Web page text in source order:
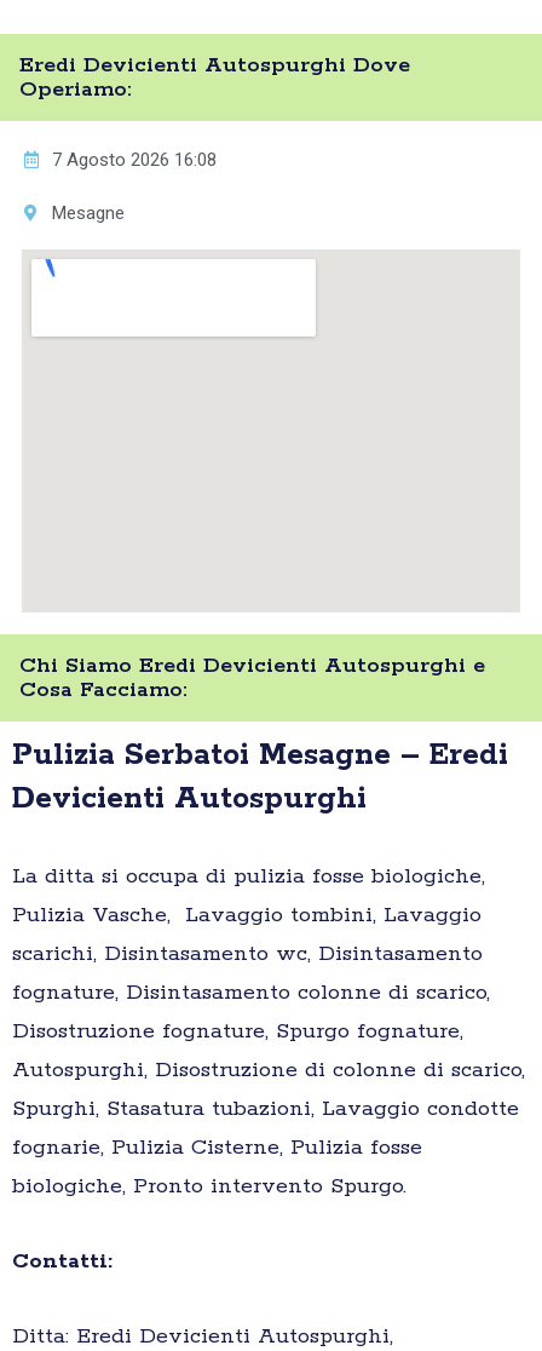
Eredi Devicienti Autospurghi Dove
Operiamo:
7 Agosto 2026 16:08
Mesagne
Chi Siamo Eredi Devicienti Autospurghi e
Cosa Facciamo:
Pulizia Serbatoi Mesagne – Eredi
Devicienti Autospurghi
La ditta si occupa di pulizia fosse biologiche,
Pulizia Vasche, Lavaggio tombini, Lavaggio
scarichi, Disintasamento wc, Disintasamento
fognature, Disintasamento colonne di scarico,
Disostruzione fognature, Spurgo fognature,
Autospurghi, Disostruzione di colonne di scarico,
Spurghi, Stasatura tubazioni, Lavaggio condotte
fognarie, Pulizia Cisterne, Pulizia fosse
biologiche, Pronto intervento Spurgo.
Contatti:
Ditta: Eredi Devicienti Autospurghi,